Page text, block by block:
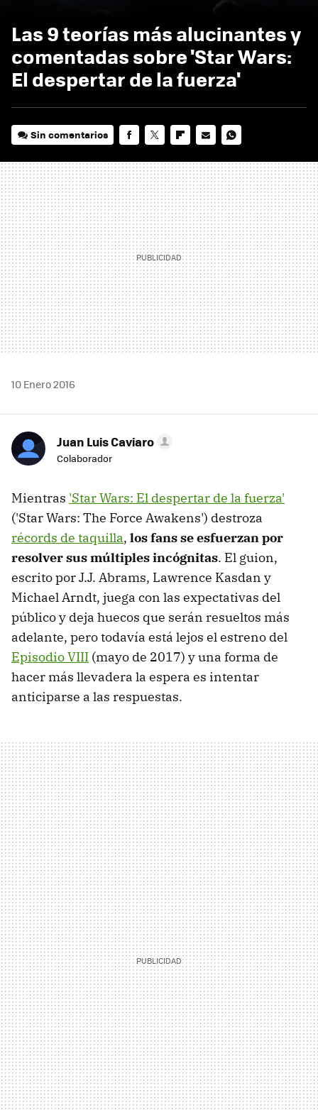
Las 9 teorías más alucinantes y
comentadas sobre 'Star Wars:
El despertar de la fuerza'
Sin comentarios
MAIL
10 Enero 2016
Juan Luis Caviaro
Colaborador
Mientras 'Star Wars: El despertar de la fuerza'
('Star Wars: The Force Awakens') destroza
récords de taquilla, los fans se esfuerzan por
resolver sus múltiples incógnitas. El guion,
escrito por J.J. Abrams, Lawrence Kasdan y
Michael Arndt, juega con las expectativas del
público y deja huecos que serán resueltos más
adelante, pero todavía está lejos el estreno del
Episodio VIII (mayo de 2017) y una forma de
hacer más llevadera la espera es intentar
anticiparse a las respuestas.